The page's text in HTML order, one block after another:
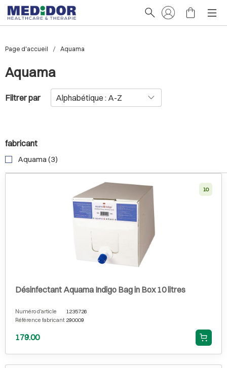
Page d'accueil Aquama
Aquama
Filtrer par
fabricant
Aquama (3)
10
Désinfectant Aquama Indigo Bag in Box 10 litres
Numéro d'article
1235726
Référence fabricant 290009
179.00